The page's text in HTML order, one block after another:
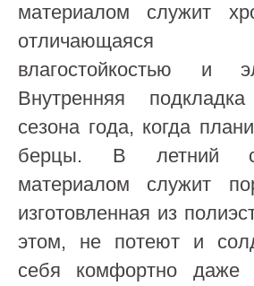
материалом служит
отличающаяся
влагостойкостью и
Внутренняя
сезона года, когда
берцы. В летний
материалом служит
изготовленная из
этом, не потеют и
себя комфортно даже